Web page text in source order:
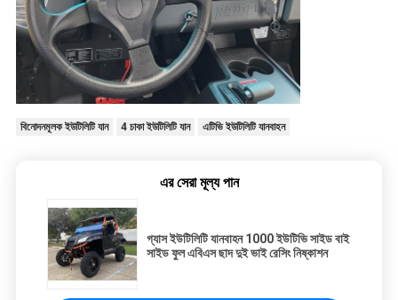
বিনোদনমূলক ইউটিলিটি যান 4 চাকা ইউটিলিটি যান এটিভি ইউটিলিটি যানবাহন
এর সেরা মূল্য পান
গ্যাস ইউটিলিটি যানবাহন 1000 ইউটিভি সাইড বাই
সাইড ফুল এবিএস ছাদ দুই ভাই রেসিং নিষ্কাশন